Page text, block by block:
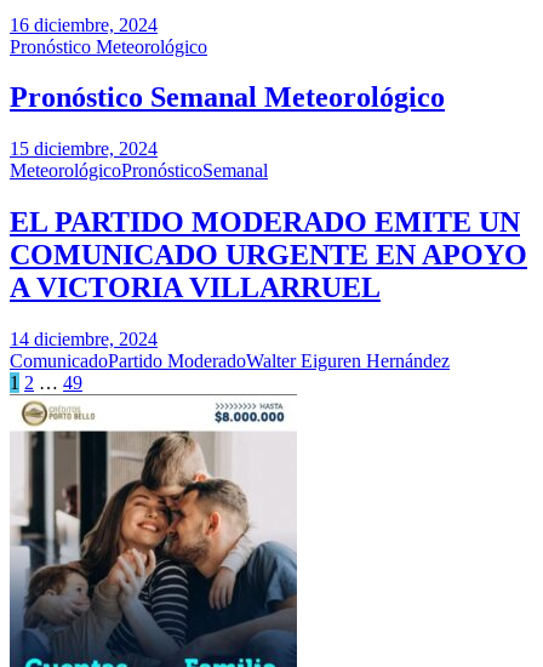
16 diciembre, 2024
Pronóstico Meteorológico
Pronóstico Semanal Meteorológico
15 diciembre, 2024
MeteorológicoPronósticoSemanal
EL PARTIDO MODERADO EMITE UN
COMUNICADO URGENTE EN APOYO
A VICTORIA VILLARRUEL
14 diciembre, 2024
ComunicadoPartido ModeradoWalter Eiguren Hernández
Paginación
de
entradas
1 2 … 49